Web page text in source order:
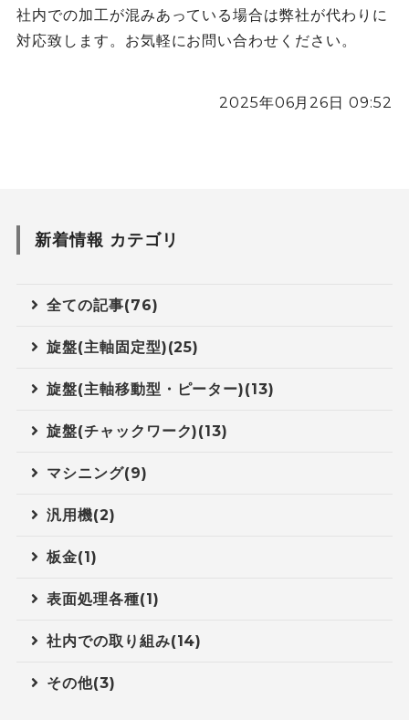
社内での加工が混みあっている場合は弊社が代わりに
対応致します。お気軽にお問い合わせください。
2025年06月26日 09:52
新着情報 カテゴリ
全ての記事(76)
旋盤(主軸固定型)(25)
旋盤(主軸移動型・ピーター)(13)
旋盤(チャックワーク)(13)
マシニング(9)
汎用機(2)
板金(1)
表面処理各種(1)
社内での取り組み(14)
その他(3)